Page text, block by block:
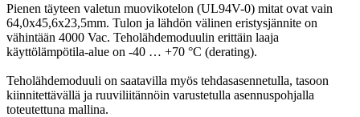
Pienen täyteen valetun muovikotelon (UL94V-0) mitat ovat vain
64,0x45,6x23,5mm. Tulon ja lähdön välinen eristysjännite on
vähintään 4000 Vac. Teholähdemoduulin erittäin laaja
käyttölämpötila-alue on -40 … +70 °C (derating).
Teholähdemoduuli on saatavilla myös tehdasasennetulla, tasoon
kiinnitettävällä ja ruuviliitännöin varustetulla asennuspohjalla
toteutettuna mallina.